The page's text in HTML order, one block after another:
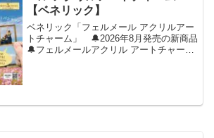
【ベネリック】
ベネリック「フェルメール アクリルアー
トチャーム」 🔔2026年8月発売の新商品
🔔フェルメールアクリル アートチャーム